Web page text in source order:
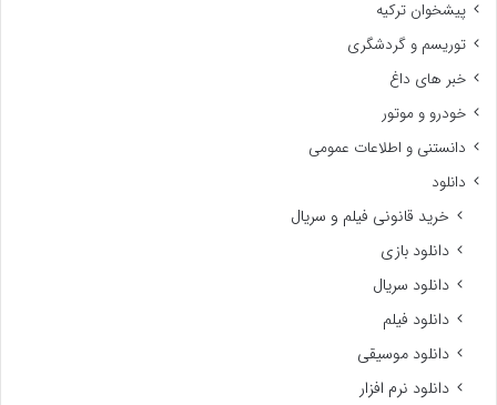
پیشخوان ترکیه
توریسم و گردشگری
خبر های داغ
خودرو و موتور
دانستنی و اطلاعات عمومی
دانلود
خرید قانونی فیلم و سریال
دانلود بازی
دانلود سریال
دانلود فیلم
دانلود موسیقی
دانلود نرم افزار